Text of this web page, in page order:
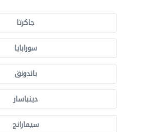
جاكرتا
سورابايا
باندونق
دينباسار
سيمارانج